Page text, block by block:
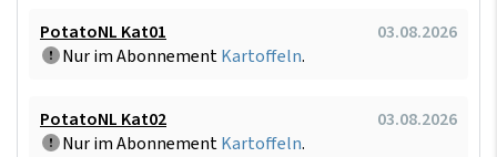
PotatoNL Kat01
03.08.2026
Nur im AbonnementKartoffeln.
PotatoNL Kat02
03.08.2026
Nur im AbonnementKartoffeln.